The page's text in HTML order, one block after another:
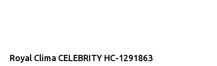
Royal Clima CELEBRITY НС-1291863